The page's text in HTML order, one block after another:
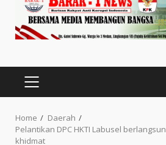
PRIMARY
MENU
Home
Daerah
Pelantikan DPC HKTI Labusel
khidmat